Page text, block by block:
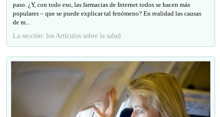
paso. ¿Y, con todo eso, las farmacias de Internet todos se hacen más
populares – que se puede explicar tal fenómeno? En realidad las causas
de m...
La sección: los Artículos sobre la salud